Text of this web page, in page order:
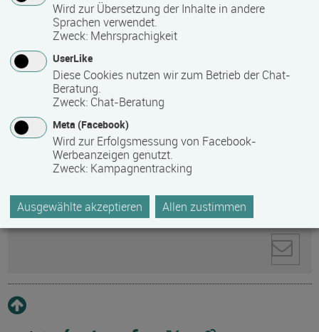
Anti-Roboter-Verifizierung
Ihre personenbezogenen Daten werden zur
Kontaktaufnahme direkt an den ausgewählten
Empfänger gesendet. Weitere Informationen zum
Datenschutz und zum Umgang mit personenbezogenen
Daten finden Sie in unserer
Datenschutzerklärung
.
Pflichtfelder sind mit * markiert.
Wird zur Übersetzung der Inhalte in andere
Sprachen verwendet.
Zweck: Mehrsprachigkeit
UserLike
Diese Cookies nutzen wir zum Betrieb der Chat-
Beratung.
Zweck: Chat-Beratung
Meta (Facebook)
Wird zur Erfolgsmessung von Facebook-
Werbeanzeigen genutzt.
Zweck: Kampagnentracking
Ausgewählte akzeptieren Allen zustimmen